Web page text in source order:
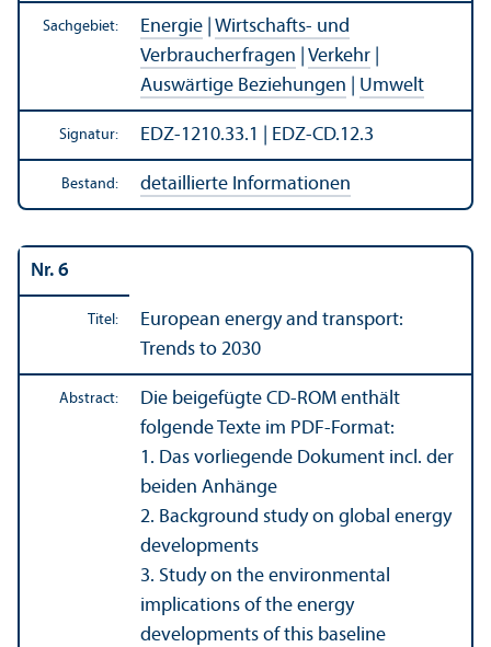
Sachgebiet: Energie Wirtschafts- und
Verbraucherfragen
Verkehr
Auswärtige Beziehungen
Umwelt
Signatur: EDZ-1210.33.1 | EDZ-CD.12.3
Bestand: detaillierte Informationen
Nr. 6
Titel:
European energy and trans­port:
Trends to 2030
Abstract:
Die beigefügte CD-ROM enthält
folgende Texte im PDF-Format:
1. Das vorliegende Dokument incl. der
beiden Anhänge
2. Background study on global energy
developments
3. Study on the environmental
implications of the energy
developments of this baseline